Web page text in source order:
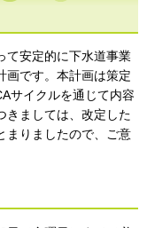
て安定的に下水道事業
画です。本計画は策定
サイクルを通じて内容
きましては、改定した
まりましたので、ご意